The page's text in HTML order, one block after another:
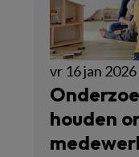
vr 16 jan
houden